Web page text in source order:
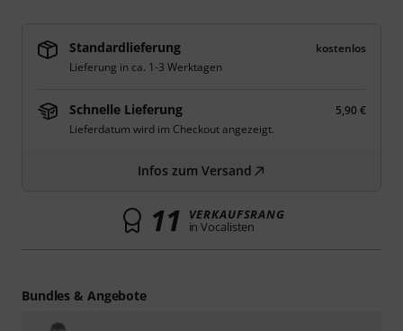
Standardlieferung
kostenlos
Lieferung in ca. 1-3 Werktagen
Schnelle Lieferung
5,90 €
Lieferdatum wird im Checkout angezeigt.
Infos zum Versand
11 VERKAUFSRANG
in Vocalisten
Bundles & Angebote